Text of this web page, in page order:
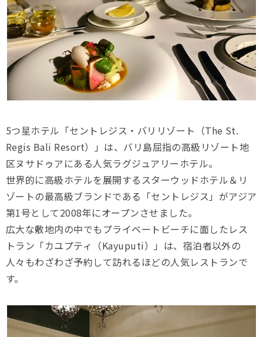
5つ星ホテル「セントレジス・バリリゾート（The St.
Regis Bali Resort）」は、バリ島屈指の高級リゾート地
区ヌサドゥアにある人気ラグジュアリーホテル。
世界的に高級ホテルを展開するスターウッドホテル＆リ
ゾートの最高級ブランドである「セントレジス」がアジア
第1号として2008年にオープンさせました。
広大な敷地内の中でもプライベートビーチに面したレス
トラン「カユプティ（Kayuputi）」は、宿泊者以外の
人々もわざわざ予約して訪れるほどの人気レストランで
す。